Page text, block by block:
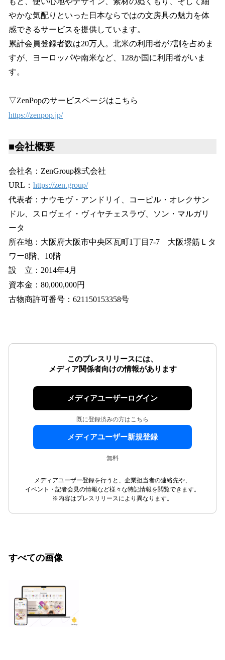
やかな気配りといった日本ならではの文房具の魅力を体
感できるサービスを提供しています。
累計会員登録者数は20万人。北米の利用者が7割を占めま
すが、ヨーロッパや南米など、128か国に利用者がいま
す。
▽ZenPopのサービスページはこちら
https://zenpop.jp/
■会社概要
会社名：ZenGroup株式会社
URL： https://zen.group/
代表者：ナウモヴ・アンドリイ、コーピル・オレクサン
ドル、スロヴェイ・ヴィヤチェスラヴ、ソン・マルガリ
ータ
所在地：大阪府大阪市中央区瓦町1丁目7-7 大阪堺筋Ｌタ
ワー8階、10階
設 立：2014年4月
資本金：80,000,000円
古物商許可番号：621150153358号
このプレスリリースには、
メディア関係者向けの情報があります
メディアユーザーログイン
既に登録済みの方はこちら
メディアユーザー新規登録
無料
メディアユーザー登録を行うと、企業担当者の連絡先や、
イベント・記者会見の情報など様々な特記情報を閲覧できます。
※内容はプレスリリースにより異なります。
すべての画像